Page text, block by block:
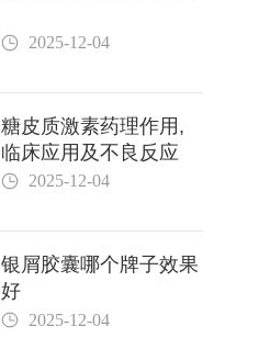
2025-12-04
糖皮质激素药理作用,
临床应用及不良反应
2025-12-04
银屑胶囊哪个牌子效果
好
2025-12-04